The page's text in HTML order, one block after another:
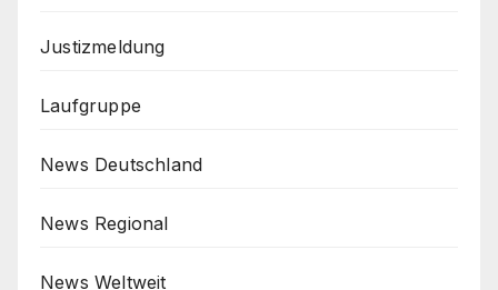
Justizmeldung
Laufgruppe
News Deutschland
News Regional
News Weltweit